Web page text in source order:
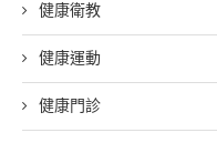
健康衛教
健康運動
健康門診